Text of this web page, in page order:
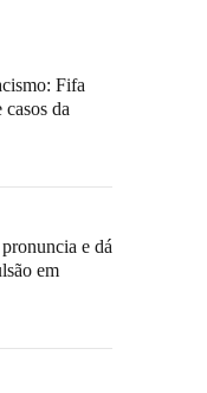
Fifa
da
e dá
em